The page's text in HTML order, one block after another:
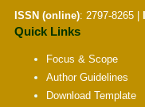
ISSN (online): 2797-8265
Quick Links
Focus & Scope
Author Guidelines
Download Template